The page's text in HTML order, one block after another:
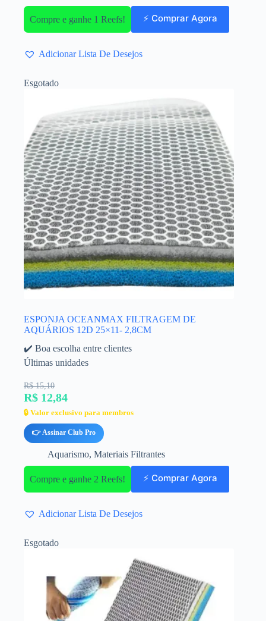
Compre e ganhe 1 Reefs! ⚡ Comprar Agora
Adicionar Lista De Desejos
Esgotado
ESPONJA OCEANMAX FILTRAGEM DE
AQUÁRIOS 12D 25×11- 2,8CM
✔️ Boa escolha entre clientes
Últimas unidades
R$ 15,10
R$ 12,84
🔒 Valor exclusivo para membros
👉 Assinar Club Pro
Aquarismo, Materiais Filtrantes
Compre e ganhe 2 Reefs! ⚡ Comprar Agora
Adicionar Lista De Desejos
Esgotado